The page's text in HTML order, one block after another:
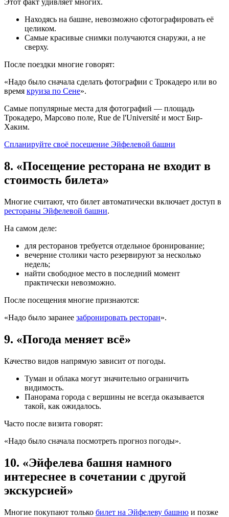
Этот факт удивляет многих.
Находясь на башне, невозможно сфотографировать её
целиком.
Самые красивые снимки получаются снаружи, а не
сверху.
После поездки многие говорят:
«Надо было сначала сделать фотографии с Трокадеро или во
время круиза по Сене».
Самые популярные места для фотографий — площадь
Трокадеро, Марсово поле, Rue de l'Université и мост Бир-
Хаким.
Спланируйте своё посещение Эйфелевой башни
8. «Посещение ресторана не входит в
стоимость билета»
Многие считают, что билет автоматически включает доступ в
рестораны Эйфелевой башни.
На самом деле:
для ресторанов требуется отдельное бронирование;
вечерние столики часто резервируют за несколько
недель;
найти свободное место в последний момент
практически невозможно.
После посещения многие признаются:
«Надо было заранее забронировать ресторан».
9. «Погода меняет всё»
Качество видов напрямую зависит от погоды.
Туман и облака могут значительно ограничить
видимость.
Панорама города с вершины не всегда оказывается
такой, как ожидалось.
Часто после визита говорят:
«Надо было сначала посмотреть прогноз погоды».
10. «Эйфелева башня намного
интереснее в сочетании с другой
экскурсией»
Многие покупают только билет на Эйфелеву башню и позже